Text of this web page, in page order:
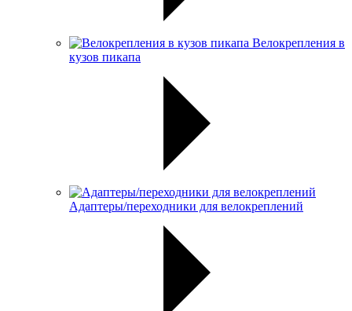
Велокрепления в
кузов пикапа
Адаптеры/переходники для велокреплений